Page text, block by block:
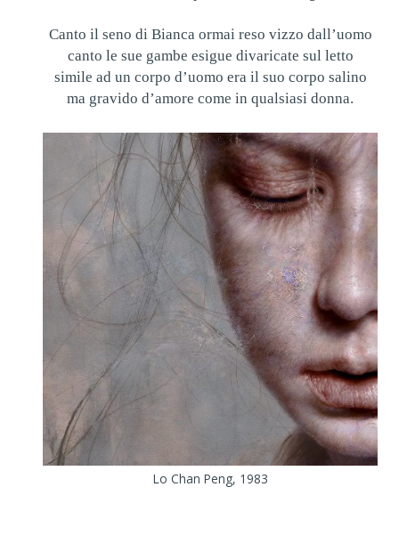
Canto il seno di Bianca ormai reso vizzo dall’uomo
canto le sue gambe esigue divaricate sul letto
simile ad un corpo d’uomo era il suo corpo salino
ma gravido d’amore come in qualsiasi donna.
Lo Chan Peng, 1983